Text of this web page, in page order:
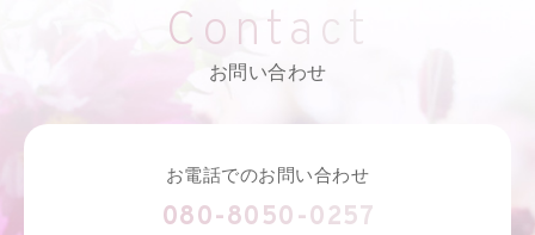
Contact
お問い合わせ
お電話でのお問い合わせ
080-8050-0257